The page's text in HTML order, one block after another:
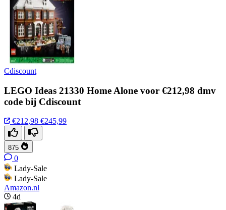
Cdiscount
LEGO Ideas 21330 Home Alone voor €212,98 dmv
code bij Cdiscount
€212,98 €245,99
875
0
Lady-Sale
Lady-Sale
Amazon.nl
4d